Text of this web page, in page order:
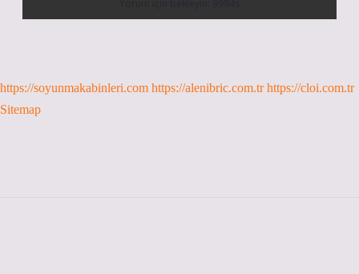
https://soyunmakabinleri.com https://alenibric.com.tr https://cloi.com.tr
Sitemap